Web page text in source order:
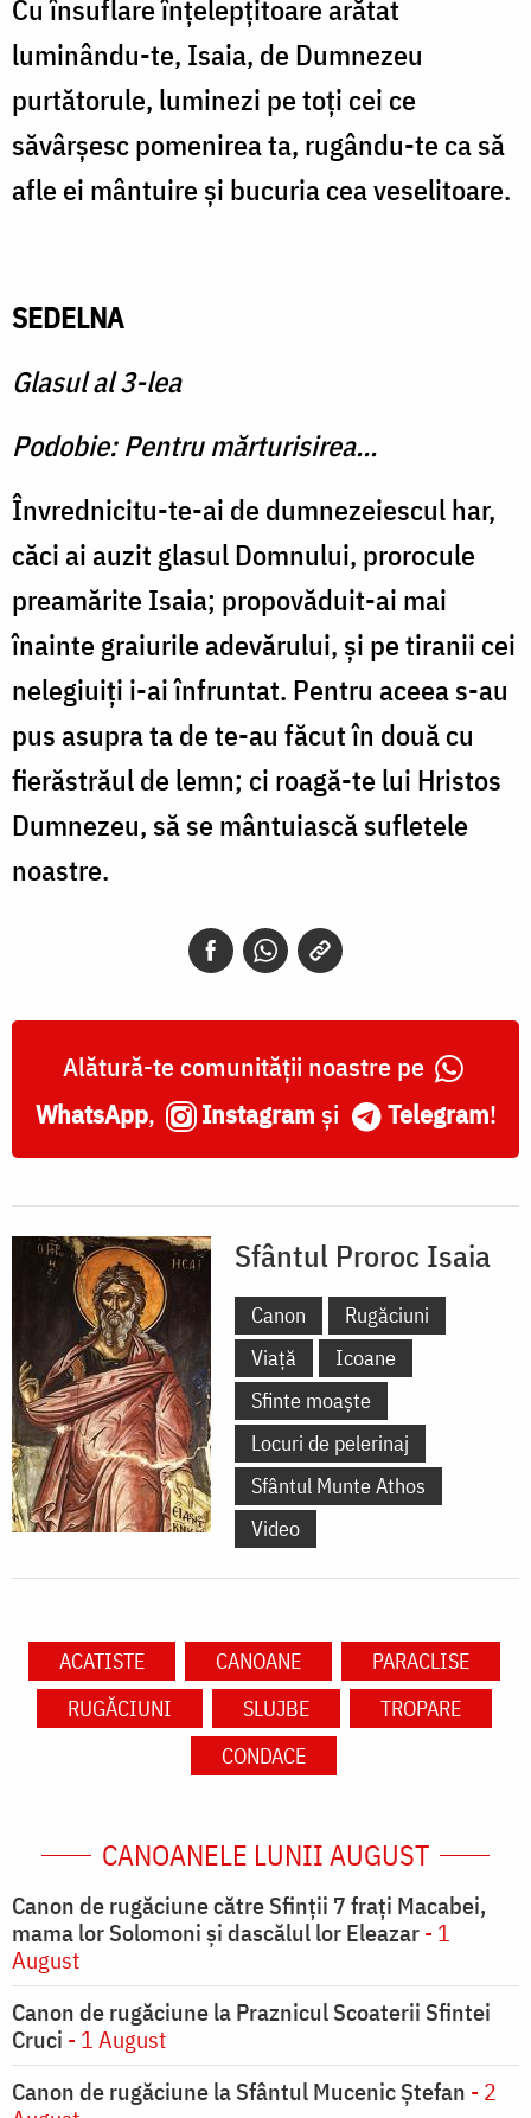
Cu însuflare înţelepţitoare arătat
luminându-te, Isaia, de Dumnezeu
purtătorule, luminezi pe toţi cei ce
săvârşesc pomenirea ta, rugându-te ca să
afle ei mântuire şi bucuria cea veselitoare.
SEDELNA
Glasul al 3-lea
Podobie: Pentru mărturisirea...
Învrednicitu-te-ai de dumnezeiescul har,
căci ai auzit glasul Domnului, prorocule
preamărite Isaia; propovăduit-ai mai
înainte graiurile adevărului, şi pe tiranii cei
nelegiuiţi i-ai înfruntat. Pentru aceea s-au
pus asupra ta de te-au făcut în două cu
fierăstrăul de lemn; ci roagă-te lui Hristos
Dumnezeu, să se mântuiască sufletele
noastre.
Alătură-te comunității noastre pe
WhatsApp, Instagram și Telegram!
Sfântul Proroc Isaia
Canon
Rugăciuni
Viață
Icoane
Sfinte moaște
Locuri de pelerinaj
Sfântul Munte Athos
Video
ACATISTE CANOANE
PARACLISE
RUGĂCIUNI
SLUJBE
TROPARE
CONDACE
CANOANELE LUNII AUGUST
Canon de rugăciune către Sfinţii 7 fraţi Macabei,
mama lor Solomoni şi dascălul lor Eleazar- 1
August
Canon de rugăciune la Praznicul Scoaterii Sfintei
Cruci - 1 August
Canon de rugăciune la Sfântul Mucenic Ștefan - 2